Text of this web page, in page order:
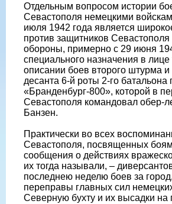
Отдельным вопросом истории
Севастополя немецкими
июля 1942 года является
против защитников
обороны, примерно с 29 июня
специального назначения в
описании боев второго штурма и
десанта 6-й роты 2-го батальона
«Бранденбург-800», которой в
Севастополя командовал обер-
Банзен.
Практически во всех
Севастополя, посвященных
сообщения о действиях
их тогда называли, –
последнею неделю боев за
переправы главных сил
Северную бухту и их высадки на